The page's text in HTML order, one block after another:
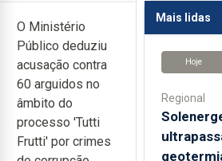
O Ministério
Público deduziu
acusação contra
60 arguidos no
âmbito do
processo 'Tutti
Frutti' por crimes
Mais lidas
Hoje
Regional